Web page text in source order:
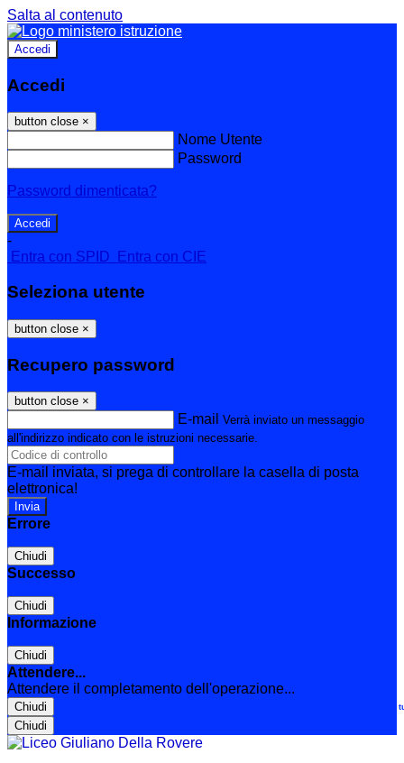
Salta al contenuto
Accedi
Accedi
button close ×
Nome Utente
Password
Password dimenticata?
-
Entra con SPID
Entra con CIE
Seleziona utente
button close ×
Recupero password
button close ×
E-mail Verrà inviato un messaggio
all'indirizzo indicato con le istruzioni necessarie.
E-mail inviata, si prega di controllare la casella di posta
elettronica!
Errore
Chiudi
Successo
Chiudi
Informazione
Chiudi
Attendere...
Attendere il completamento dell'operazione...
Chiudi
Chiudi
Le